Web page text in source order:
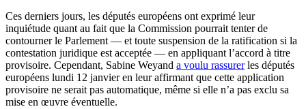
Ces derniers jours, les députés européens ont exprimé leur
inquiétude quant au fait que la Commission pourrait tenter de
contourner le Parlement — et toute suspension de la ratification si la
contestation juridique est acceptée — en appliquant l’accord à titre
provisoire. Cependant, Sabine Weyand a voulu rassurerles députés
européens lundi 12 janvier en leur affirmant que cette application
provisoire ne serait pas automatique, même si elle n’a pas exclu sa
mise en œuvre éventuelle.